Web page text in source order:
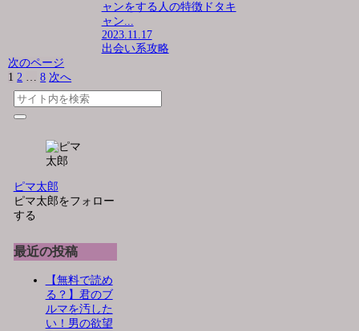
ャンをする人の特徴ドタキ
ャン...
2023.11.17
出会い系攻略
次のページ
1 2 … 8 次へ
ピマ太郎
ピマ太郎をフォロー
する
最近の投稿
【無料で読め
る？】君のブ
ルマを汚した
い！男の欲望